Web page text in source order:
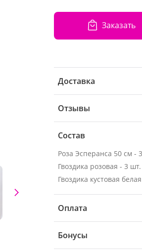
Заказать
Доставка
Отзывы
Состав
Роза Эсперанса 50 см -
Гвоздика розовая - 3 шт.
Гвоздика кустовая
Оплата
Бонусы